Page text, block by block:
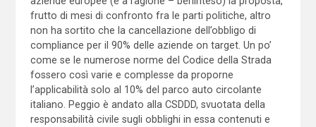
frutto di mesi di confronto fra le parti politiche, altro
non ha sortito che la cancellazione dell’obbligo di
compliance per il 90% delle aziende on target. Un po’
come se le numerose norme del Codice della Strada
fossero così varie e complesse da proporne
l’applicabilità solo al 10% del parco auto circolante
italiano. Peggio è andato alla CSDDD, svuotata della
responsabilità civile sugli obblighi in essa contenuti e